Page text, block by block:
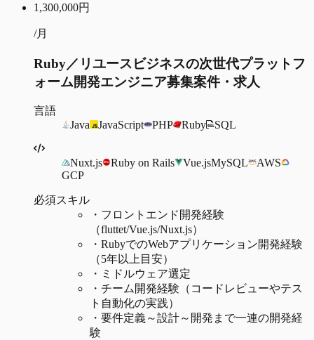
1,300,000円
/月
Ruby／リユースビジネスの次世代プラットフ
ォーム開発エンジニア募集案件・求人
言語
Java
JavaScript PHP Ruby SQL
Nuxt.js Ruby on Rails Vue.jsMySQL
AWS
GCP
必須スキル
・ フロントエンド開発経験
（fluttet/Vue.js/Nuxt.js）
・ RubyでのWebアプリケーション開発経験
（5年以上目安）
・ ミドルウェア選定
・ チーム開発経験（コードレビューやテス
ト自動化の実践）
・ 要件定義～設計～開発まで一連の開発経
験